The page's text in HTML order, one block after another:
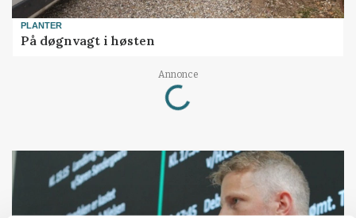
PLANTER
På døgnvagt i høsten
Annonce
Loading...